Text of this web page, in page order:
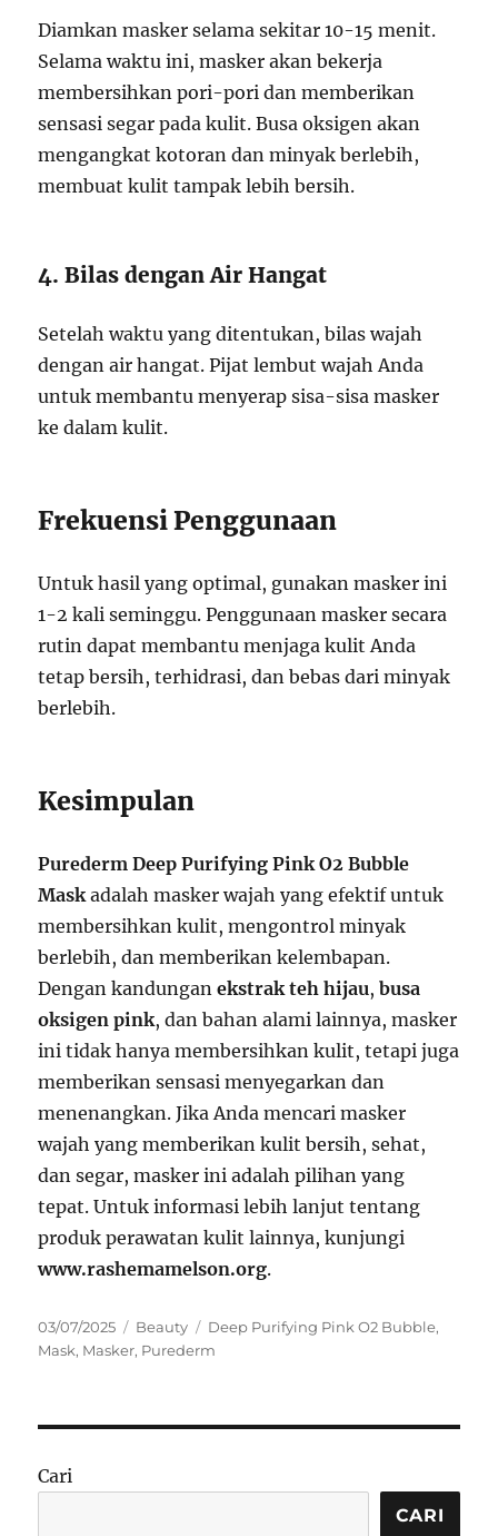
Diamkan masker selama sekitar 10-15 menit.
Selama waktu ini, masker akan bekerja
membersihkan pori-pori dan memberikan
sensasi segar pada kulit. Busa oksigen akan
mengangkat kotoran dan minyak berlebih,
membuat kulit tampak lebih bersih.
4. Bilas dengan Air Hangat
Setelah waktu yang ditentukan, bilas wajah
dengan air hangat. Pijat lembut wajah Anda
untuk membantu menyerap sisa-sisa masker
ke dalam kulit.
Frekuensi Penggunaan
Untuk hasil yang optimal, gunakan masker ini
1-2 kali seminggu. Penggunaan masker secara
rutin dapat membantu menjaga kulit Anda
tetap bersih, terhidrasi, dan bebas dari minyak
berlebih.
Kesimpulan
Purederm Deep Purifying Pink O2 Bubble
Maskadalah masker wajah yang efektif untuk
membersihkan kulit, mengontrol minyak
berlebih, dan memberikan kelembapan.
Dengan kandunganekstrak teh hijau,busa
oksigen pink, dan bahan alami lainnya, masker
ini tidak hanya membersihkan kulit, tetapi juga
memberikan sensasi menyegarkan dan
menenangkan. Jika Anda mencari masker
wajah yang memberikan kulit bersih, sehat,
dan segar, masker ini adalah pilihan yang
tepat. Untuk informasi lebih lanjut tentang
produk perawatan kulit lainnya, kunjungi
www.rashemamelson.org.
Posted
on
03/07/2025 Categories
Beauty Tags
Deep Purifying Pink O2 Bubble,
Mask, Masker, Purederm
Cari
CARI